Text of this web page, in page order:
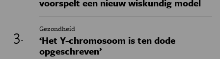
Gezondheid
‘Het Y-chromosoom is ten dode
opgeschreven’